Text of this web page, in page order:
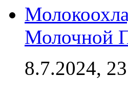
Молочной
8.7.2024,